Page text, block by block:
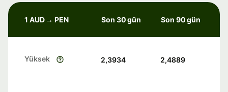
1 AUD → PEN Son 30 gün Son 90 gün
Yüksek 2,3934 2,4889